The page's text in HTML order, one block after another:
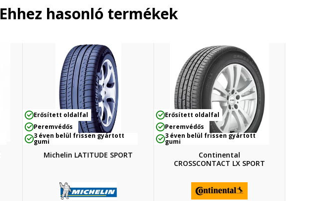
Ehhez hasonló termékek
Erősített oldalfal
Peremvédős
3 éven belül frissen gyártott
gumi
Michelin LATITUDE SPORT
Erősített oldalfal
Peremvédős
3 éven belül frissen gyártott
gumi
Continental
CROSSCONTACT LX SPORT